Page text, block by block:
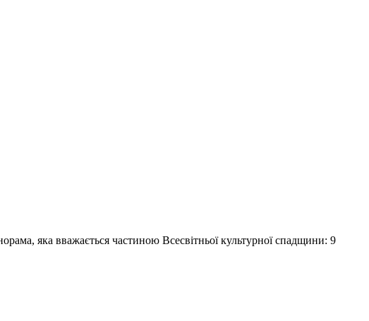
яка вважається частиною Всесвітньої культурної спадщини: 9